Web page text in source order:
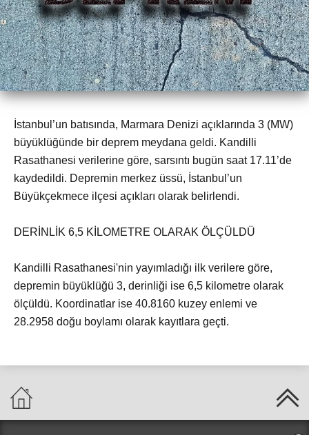
İstanbul’un batısında, Marmara Denizi açıklarında 3 (MW)
büyüklüğünde bir deprem meydana geldi. Kandilli
Rasathanesi verilerine göre, sarsıntı bugün saat 17.11’de
kaydedildi. Depremin merkez üssü, İstanbul’un
Büyükçekmece ilçesi açıkları olarak belirlendi.
DERİNLİK 6,5 KİLOMETRE OLARAK ÖLÇÜLDÜ
Kandilli Rasathanesi'nin yayımladığı ilk verilere göre,
depremin büyüklüğü 3, derinliği ise 6,5 kilometre olarak
ölçüldü. Koordinatlar ise 40.8160 kuzey enlemi ve
28.2958 doğu boylamı olarak kayıtlara geçti.